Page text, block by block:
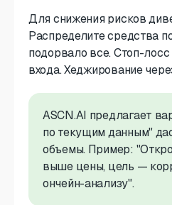
Для снижения рисков
Распределите средства
подорвало все. Стоп-
входа. Хеджирование
ASCN.AI предлагает
по текущим данным"
объемы. Пример:
выше цены, цель —
ончейн-анализу".